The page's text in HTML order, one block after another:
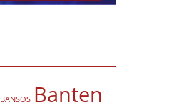
BANSOS Banten